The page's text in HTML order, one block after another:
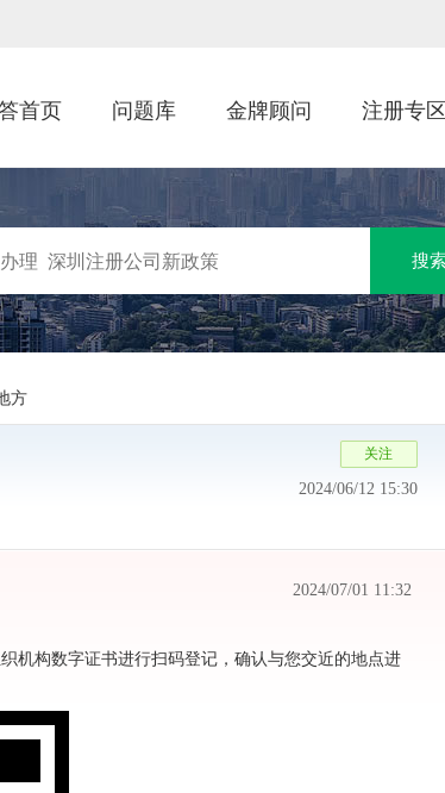
首页 问题库 金牌顾问 注册专区
方
2024/06/12 15:30
2024/07/01 11:32
机构数字证书进行扫码登记，确认与您交近的地点进